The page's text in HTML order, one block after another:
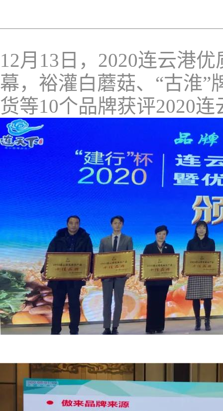
12月13日，2020连云港
幕，裕灌白蘑菇、“古淮
货等10个品牌获评2020